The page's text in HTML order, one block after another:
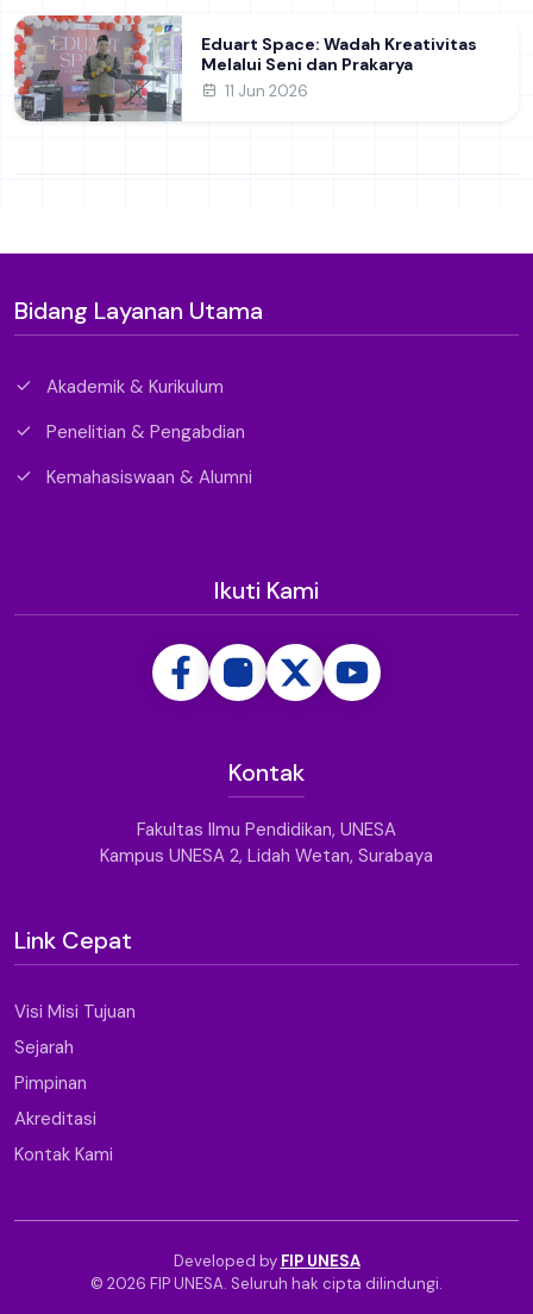
Eduart Space: Wadah Kreativitas
Melalui Seni dan Prakarya
11 Jun 2026
Bidang Layanan Utama
Akademik & Kurikulum
Penelitian & Pengabdian
Kemahasiswaan & Alumni
Ikuti Kami
Kontak
Fakultas Ilmu Pendidikan, UNESA
Kampus UNESA 2, Lidah Wetan, Surabaya
Link Cepat
Visi Misi Tujuan
Sejarah
Pimpinan
Akreditasi
Kontak Kami
© 2026 FIP UNESA. Seluruh hak cipta dilindungi.
Developed by FIP UNESA